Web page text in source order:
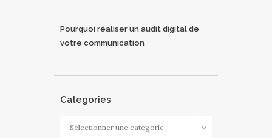
Pourquoi réaliser un audit digital de
votre communication
Categories
Categories